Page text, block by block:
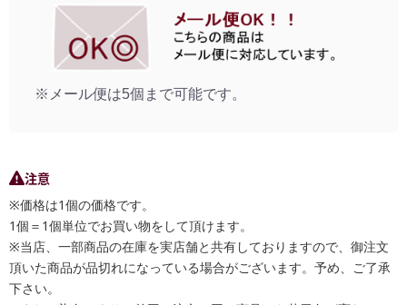
※メール便は5個まで可能です。
注意
※価格は1個の価格です。
1個＝1個単位でお買い物をして頂けます。
※当店、一部商品の在庫を実店舗と共有しておりますので、御注文
頂いた商品が品切れになっている場合がございます。予め、ご了承
下さい。